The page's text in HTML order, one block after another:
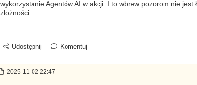
wykorzystanie Agentów AI w akcji. I to wbrew pozorom nie
złożności.
Udostępnij Komentuj
2025-11-02 22:47